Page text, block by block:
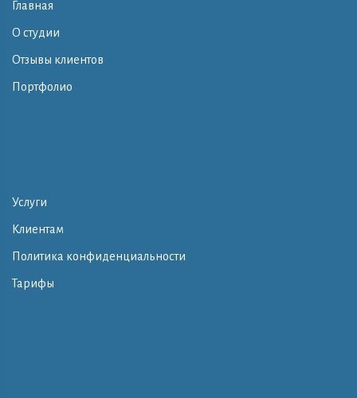
Главная
О студии
Отзывы клиентов
Портфолио
Услуги
Клиентам
Политика конфиденциальности
Тарифы